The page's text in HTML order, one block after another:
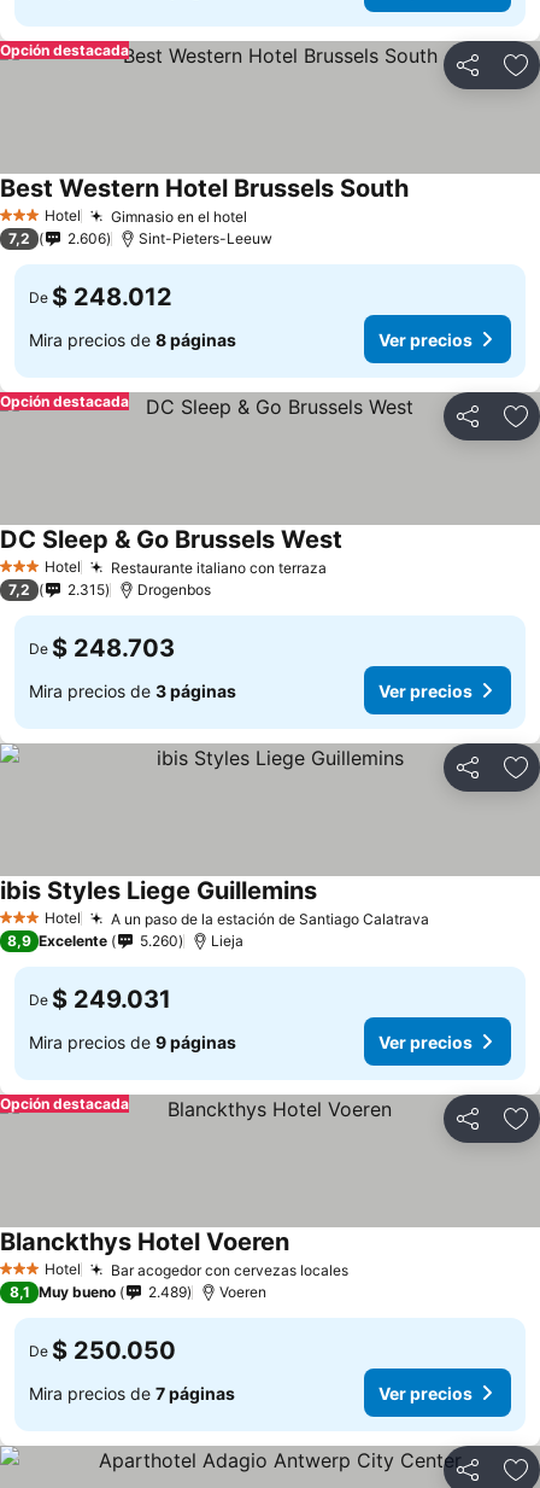
Compartir
Opción destacada
3 Estrellas
Hotel Gimnasio en el hotel
Best Western Hotel Brussels South
7,2 2.606 Sint-Pieters-Leeuw
De $ 248.012
Mira precios de 8 páginas Ver precios
Compartir
Opción destacada
3 Estrellas
Hotel Restaurante italiano con terraza
DC Sleep & Go Brussels West
7,2 2.315 Drogenbos
De $ 248.703
Mira precios de 3 páginas Ver precios
Compartir
3 Estrellas
Hotel A un paso de la estación de Santiago Calatrava
ibis Styles Liege Guillemins
8,9 Excelente 5.260 Lieja
De $ 249.031
Mira precios de 9 páginas Ver precios
Compartir
Opción destacada
3 Estrellas
Hotel Bar acogedor con cervezas locales
Blanckthys Hotel Voeren
8,1 Muy bueno 2.489 Voeren
De $ 250.050
Mira precios de 7 páginas Ver precios
Compartir